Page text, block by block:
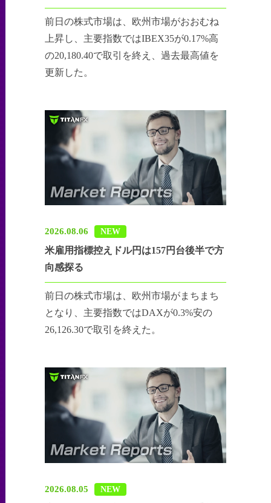
前日の株式市場は、欧州市場がおおむね
上昇し、主要指数ではIBEX35が0.17%高
の20,180.40で取引を終え、過去最高値を
更新した。
2026.08.06 NEW
米雇用指標控えドル円は157円台後半で方
向感探る
前日の株式市場は、欧州市場がまちまち
となり、主要指数ではDAXが0.3%安の
26,126.30で取引を終えた。
2026.08.05 NEW